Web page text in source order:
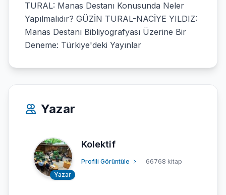
TURAL: Manas Destanı Konusunda Neler
Yapılmalıdır? GÜZİN TURAL-NACİYE YILDIZ:
Manas Destanı Bibliyografyası Üzerine Bir
Deneme: Türkiye'deki Yayınlar
Yazar
Yazar
Kolektif
Profili Görüntüle 66768 kitap